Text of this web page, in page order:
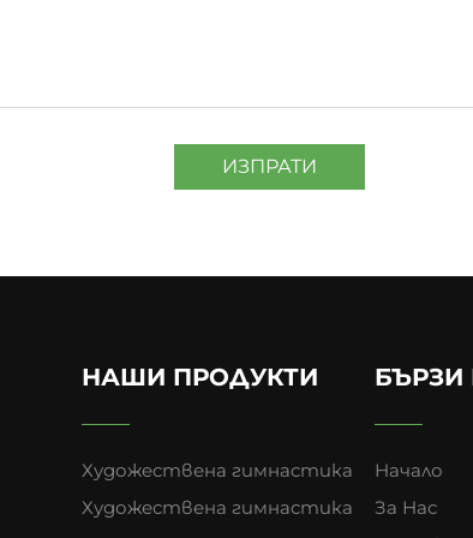
ИЗПРАТИ
НАШИ ПРОДУКТИ
Художествена гимнастика
Художествена гимнастика
БЪРЗИ
Начало
За Нас